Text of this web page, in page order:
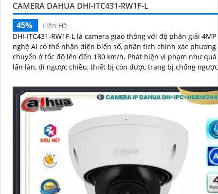
CAMERA DAHUA DHI-ITC431-RW1F-L
45%
Liên Hệ
DHI-ITC431-RW1F-L là camera giao thông với độ phân giải
nghệ AI có thể nhận diện biển số, phân tích chính xác
chuyển ở tốc độ lên đến 180 km/h. Phát hiện vi phạm như quá tốc độ,
lấn làn, đi ngược chiều, thiết bị còn được trang bị chống
khe cắm thẻ nhớ tối đa 512GB giá rẻ